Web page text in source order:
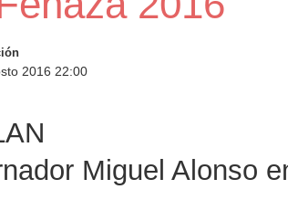
2016 22:00
Miguel Alonso